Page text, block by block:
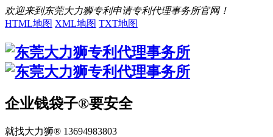
欢迎来到东莞大力狮专利申请专利代理事务所官网！
HTML地图 XML地图 TXT地图
企业钱袋子®要安全
就找大力狮® 13694983803